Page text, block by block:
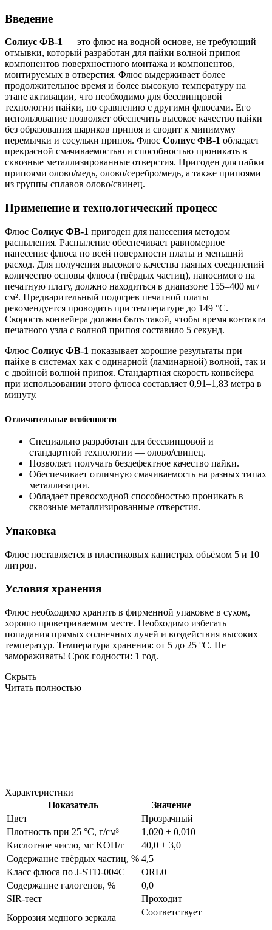
Введение
Солиус ФВ-1 — это флюс на водной основе, не требующий
отмывки, который разработан для пайки волной припоя
компонентов поверхностного монтажа и компонентов,
монтируемых в отверстия. Флюс выдерживает более
продолжительное время и более высокую температуру на
этапе активации, что необходимо для бессвинцовой
технологии пайки, по сравнению с другими флюсами. Его
использование позволяет обеспечить высокое качество пайки
без образования шариков припоя и сводит к минимуму
перемычки и сосульки припоя. Флюс Солиус ФВ-1 обладает
прекрасной смачиваемостью и способностью проникать в
сквозные металлизированные отверстия. Пригоден для пайки
припоями олово/медь, олово/серебро/медь, а также припоями
из группы сплавов олово/свинец.
Применение и технологический процесс
Флюс Солиус ФВ-1 пригоден для нанесения методом
распыления. Распыление обеспечивает равномерное
нанесение флюса по всей поверхности платы и меньший
расход. Для получения высокого качества паяных соединений
количество основы флюса (твёрдых частиц), наносимого на
печатную плату, должно находиться в диапазоне 155–400 мг/
см². Предварительный подогрев печатной платы
рекомендуется проводить при температуре до 149 °C.
Скорость конвейера должна быть такой, чтобы время контакта
печатного узла с волной припоя составило 5 секунд.
Флюс Солиус ФВ-1 показывает хорошие результаты при
пайке в системах как с одинарной (ламинарной) волной, так и
с двойной волной припоя. Стандартная скорость конвейера
при использовании этого флюса составляет 0,91–1,83 метра в
минуту.
Отличительные особенности
Специально разработан для бессвинцовой и
стандартной технологии — олово/свинец.
Позволяет получать бездефектное качество пайки.
Обеспечивает отличную смачиваемость на разных типах
металлизации.
Обладает превосходной способностью проникать в
сквозные металлизированные отверстия.
Упаковка
Флюс поставляется в пластиковых канистрах объёмом 5 и 10
литров.
Условия хранения
Флюс необходимо хранить в фирменной упаковке в сухом,
хорошо проветриваемом месте. Необходимо избегать
попадания прямых солнечных лучей и воздействия высоких
температур. Температура хранения: от 5 до 25 °C. Не
замораживать! Срок годности: 1 год.
Скрыть
Читать полностью
Характеристики
Показатель
Значение
Цвет
Прозрачный
Плотность при 25 °C, г/см³
1,020 ± 0,010
Кислотное число, мг KOH/г
40,0 ± 3,0
Содержание твёрдых частиц, % 4,5
Класс флюса по J-STD-004C
ORL0
Содержание галогенов, %
0,0
SIR-тест
Проходит
Коррозия медного зеркала
Соответствует